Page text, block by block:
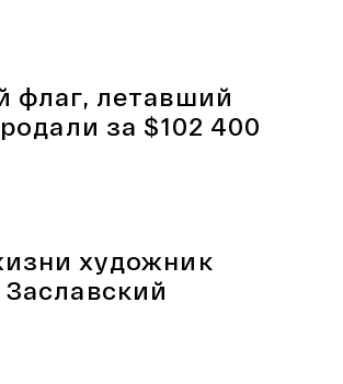
флаг, летавший
за $102 400
художник